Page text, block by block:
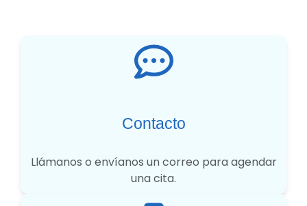
Contacto
Llámanos o envíanos un correo para agendar
una cita.